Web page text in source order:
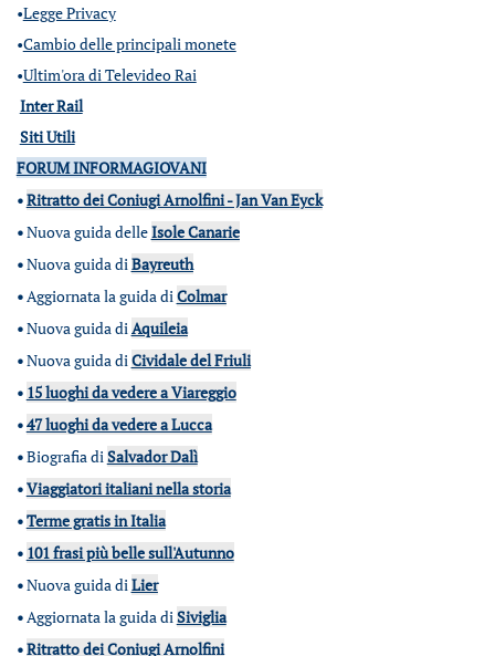
•Legge Privacy
•Cambio delle principali monete
•Ultim'ora di Televideo Rai
Inter Rail
Siti Utili
FORUM INFORMAGIOVANI
•Ritratto dei Coniugi Arnolfini - Jan Van Eyck
•Nuova guida delleIsole Canarie
•Nuova guida diBayreuth
•Aggiornata la guida diColmar
•Nuova guida diAquileia
•Nuova guida diCividale del Friuli
• 15 luoghi da vedere a Viareggio
•47 luoghi da vedere a Lucca
•Biografia diSalvador Dalì
•Viaggiatori italiani nella storia
•Terme gratis in Italia
• 101 frasi più belle sull'Autunno
•Nuova guida diLier
•Aggiornata la guida diSiviglia
•Ritratto dei Coniugi Arnolfini